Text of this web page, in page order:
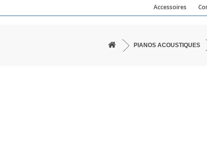
Accessoires
PIANOS ACOUSTIQUES